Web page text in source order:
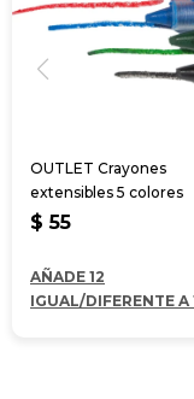
OUTLET Crayones
extensibles 5 colores
$ 55
AÑADE 12
IGUAL/DIFERENTE A